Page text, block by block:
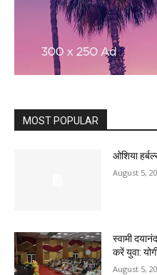
MOST POPULAR
ओशिया
August 5,
स्वामी
करें युवा:
August 5,